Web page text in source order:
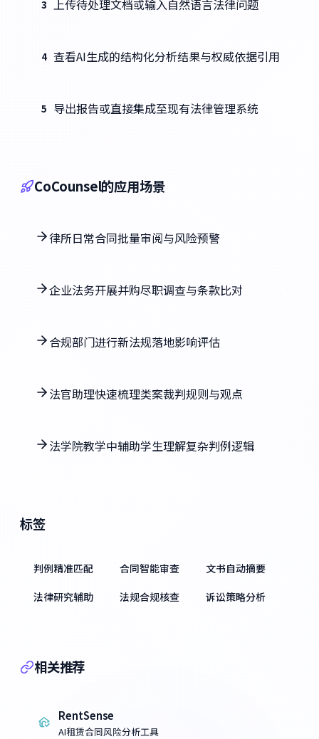
3 上传待处理文档或输入自然语言法律问题
4 查看AI生成的结构化分析结果与权威依据引用
5 导出报告或直接集成至现有法律管理系统
CoCounsel的应用场景
律所日常合同批量审阅与风险预警
企业法务开展并购尽职调查与条款比对
合规部门进行新法规落地影响评估
法官助理快速梳理类案裁判规则与观点
法学院教学中辅助学生理解复杂判例逻辑
标签
判例精准匹配 合同智能审查
文书自动摘要
法律研究辅助
法规合规核查 诉讼策略分析
相关推荐
RentSense
AI租赁合同风险分析工具